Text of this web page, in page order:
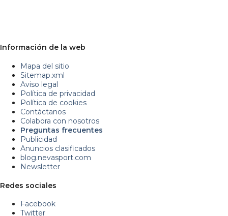
Información de la web
Mapa del sitio
Sitemap.xml
Aviso legal
Política de privacidad
Política de cookies
Contáctanos
Colabora con nosotros
Preguntas frecuentes
Publicidad
Anuncios clasificados
blog.nevasport.com
Newsletter
Redes sociales
Facebook
Twitter